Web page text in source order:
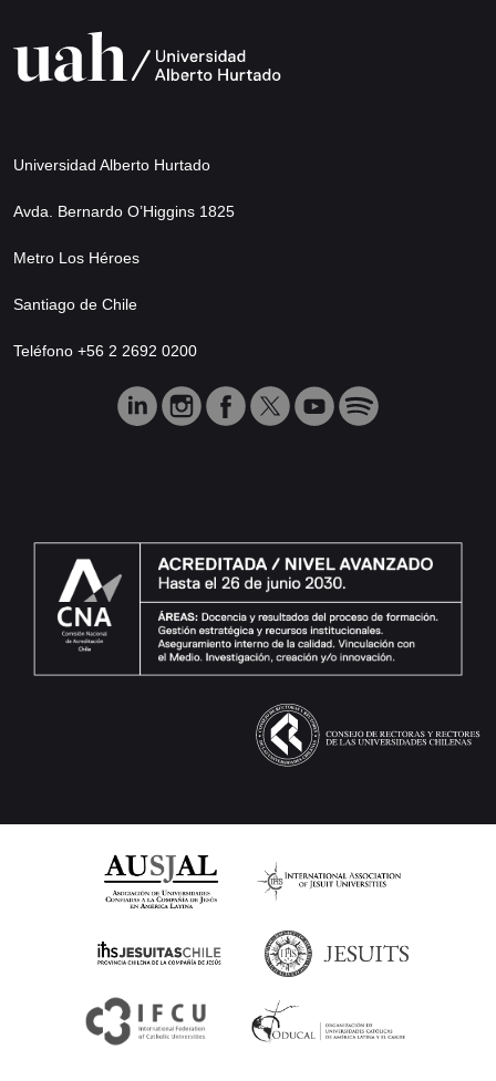
Universidad Alberto Hurtado
Avda. Bernardo O’Higgins 1825
Metro Los Héroes
Santiago de Chile
Teléfono +56 2 2692 0200